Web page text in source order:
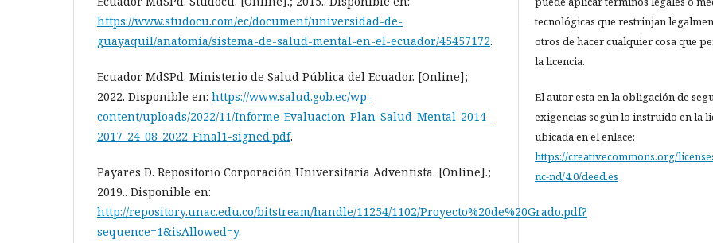
https://www.studocu.com/ec/document/universidad-de-
guayaquil/anatomia/sistema-de-salud-mental-en-el-ecuador/45457172.
Ecuador MdSPd. Ministerio de Salud Pública del Ecuador. [Online];
2022. Disponible en: https://www.salud.gob.ec/wp-
content/uploads/2022/11/Informe-Evaluacion-Plan-Salud-Mental_2014-
2017_24_08_2022_Final1-signed.pdf.
Payares D. Repositorio Corporación Universitaria Adventista. [Online].;
2019.. Disponible en:
http://repository.unac.edu.co/bitstream/handle/11254/1102/Proyecto%20de%20Grado.pdf?
sequence=1&isAllowed=y.
tecnológicas que restrinjan
otros de hacer cualquier cosa que
la licencia.
El autor esta en la obligación de
exigencias según lo instruido en la
ubicada en el enlace:
https://creativecommons.org/
nc-nd/4.0/deed.es